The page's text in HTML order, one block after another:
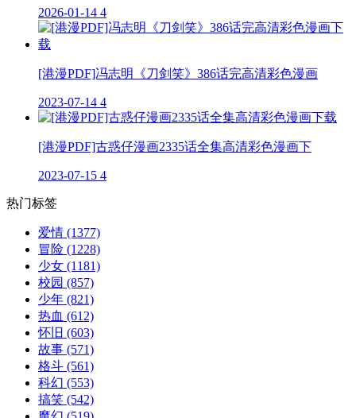
2026-01-14 4
[港漫PDF]冯志明《刀剑笑》386话完高清彩色漫画
2023-07-14 4
[港漫PDF]古惑仔漫画2335话全集高清彩色漫画下
2023-07-15 4
热门标签
爱情 (1377)
冒险 (1228)
少女 (1181)
校园 (857)
少年 (821)
热血 (612)
怀旧 (603)
故事 (571)
格斗 (561)
科幻 (553)
搞笑 (542)